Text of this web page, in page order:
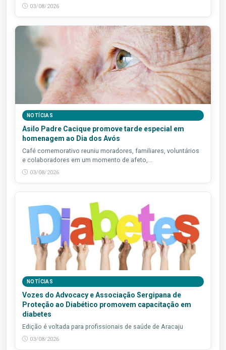
03/08/2026
NOTÍCIAS
Asilo Padre Cacique promove tarde especial em
homenagem ao Dia dos Avós
Café comemorativo reuniu moradores, familiares, voluntários
e colaboradores em um momento de afeto,...
03/08/2026
NOTÍCIAS
Vozes do Advocacy e Associação Sergipana de
Proteção ao Diabético promovem capacitação em
diabetes
Edição é voltada para profissionais de saúde de Aracaju
03/08/2026